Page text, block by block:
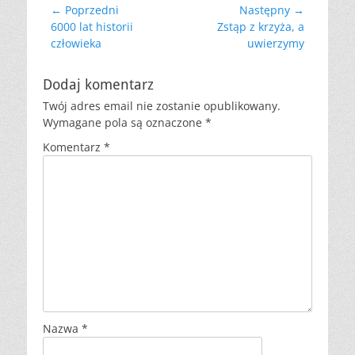
Nawigacja
wpisu
← Poprzedni
Poprzedni
wpis:
6000 lat historii
człowieka
Następny →
NastępnyZstąp z krzyża, a
uwierzymy
Dodaj komentarz
Twój adres email nie zostanie opublikowany.
Wymagane pola są oznaczone *
Komentarz *
Nazwa *